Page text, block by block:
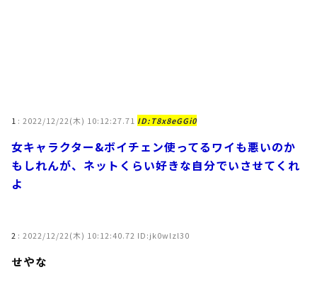
1 : 2022/12/22(木) 10:12:27.71 ID:T8x8eGGi0
女キャラクター&ボイチェン使ってるワイも悪いのか
もしれんが、ネットくらい好きな自分でいさせてくれ
よ
2 : 2022/12/22(木) 10:12:40.72 ID:jk0wlzl30
せやな